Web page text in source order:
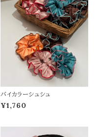
バイカラーシュシュ
¥1,760